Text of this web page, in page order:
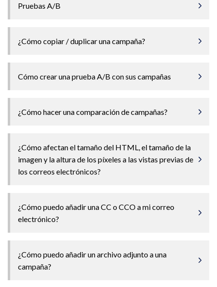
Pruebas A/B
¿Cómo copiar / duplicar una campaña?
Cómo crear una prueba A/B con sus campañas
¿Cómo hacer una comparación de campañas?
¿Cómo afectan el tamaño del HTML, el tamaño de la
imagen y la altura de los píxeles a las vistas previas de
los correos electrónicos?
¿Cómo puedo añadir una CC o CCO a mi correo
electrónico?
¿Cómo puedo añadir un archivo adjunto a una
campaña?